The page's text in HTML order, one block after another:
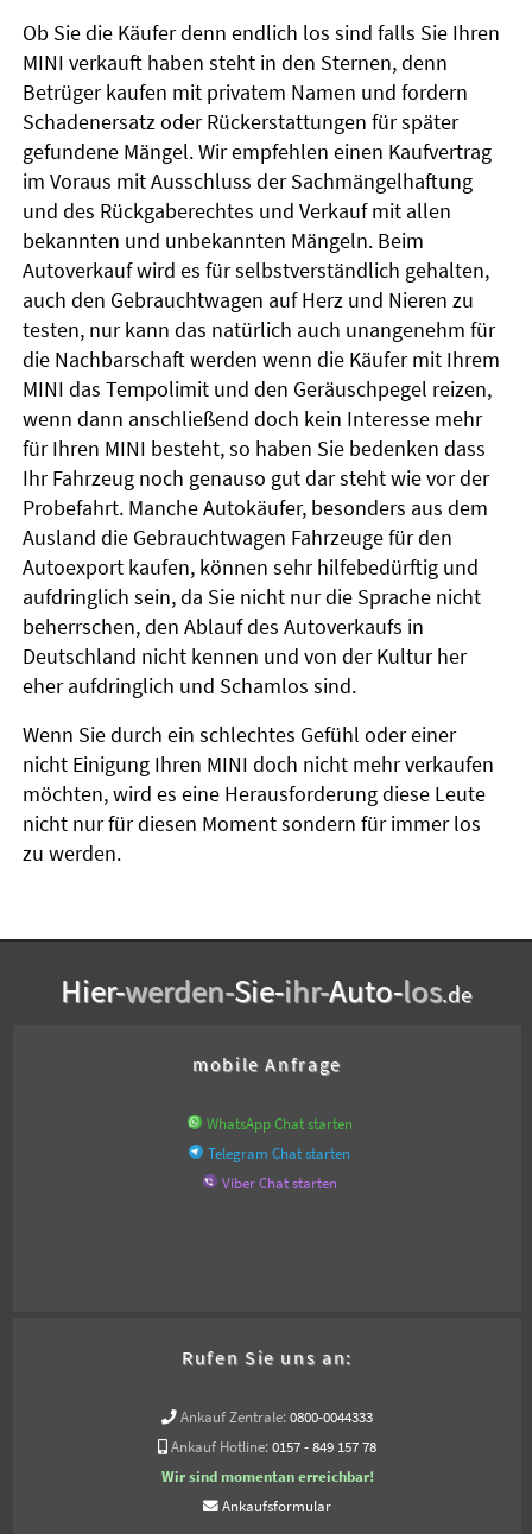
Ob Sie die Käufer denn endlich los sind falls Sie Ihren
MINI verkauft haben steht in den Sternen, denn
Betrüger kaufen mit privatem Namen und fordern
Schadenersatz oder Rückerstattungen für später
gefundene Mängel. Wir empfehlen einen Kaufvertrag
im Voraus mit Ausschluss der Sachmängelhaftung
und des Rückgaberechtes und Verkauf mit allen
bekannten und unbekannten Mängeln. Beim
Autoverkauf wird es für selbstverständlich gehalten,
auch den Gebrauchtwagen auf Herz und Nieren zu
testen, nur kann das natürlich auch unangenehm für
die Nachbarschaft werden wenn die Käufer mit Ihrem
MINI das Tempolimit und den Geräuschpegel reizen,
wenn dann anschließend doch kein Interesse mehr
für Ihren MINI besteht, so haben Sie bedenken dass
Ihr Fahrzeug noch genauso gut dar steht wie vor der
Probefahrt. Manche Autokäufer, besonders aus dem
Ausland die Gebrauchtwagen Fahrzeuge für den
Autoexport kaufen, können sehr hilfebedürftig und
aufdringlich sein, da Sie nicht nur die Sprache nicht
beherrschen, den Ablauf des Autoverkaufs in
Deutschland nicht kennen und von der Kultur her
eher aufdringlich und Schamlos sind.
Wenn Sie durch ein schlechtes Gefühl oder einer
nicht Einigung Ihren MINI doch nicht mehr verkaufen
möchten, wird es eine Herausforderung diese Leute
nicht nur für diesen Moment sondern für immer los
zu werden.
Hier-werden-Sie-ihr-Auto-los.de
mobile Anfrage
WhatsApp Chat starten
Telegram Chat starten
Viber Chat starten
Rufen Sie uns an:
Ankauf Zentrale: 0800-0044333
Ankauf Hotline: 0157 - 849 157 78
Wir sind momentan erreichbar!
Ankaufsformular